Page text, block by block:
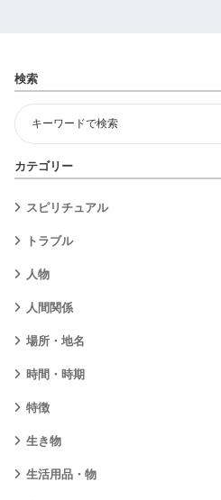
検索
カテゴリー
スピリチュアル
トラブル
人物
人間関係
場所・地名
時間・時期
特徴
生き物
生活用品・物